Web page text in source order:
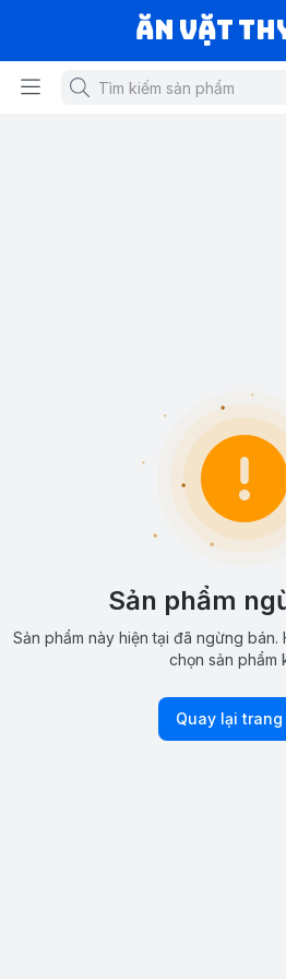
Ăn vặt
Sản phẩm
Sản phẩm này hiện tại đã ngừng
chọn sản phẩm
Quay lại trang